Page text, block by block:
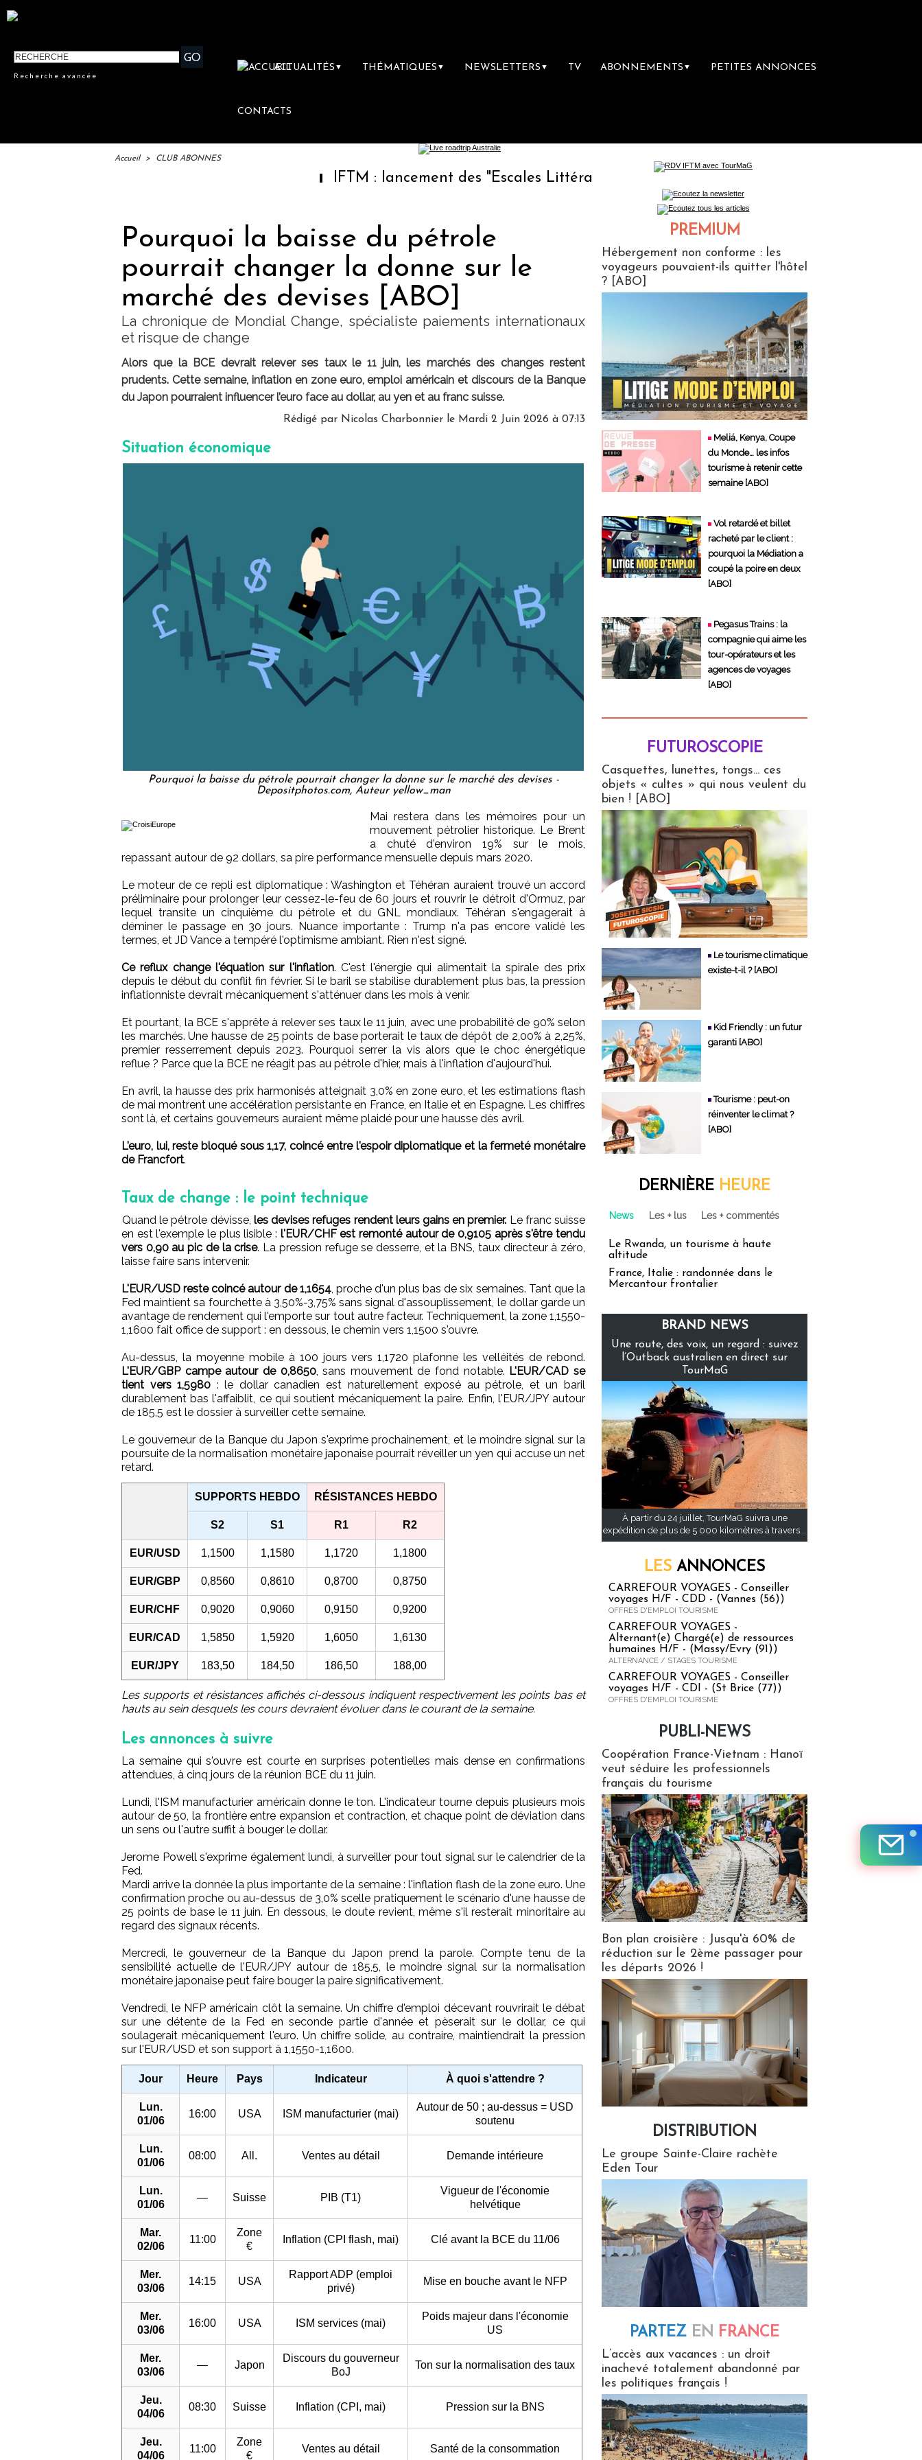
Recherche avancée
ACTUALITÉS ▼ THÉMATIQUES ▼ NEWSLETTERS ▼ TV ABONNEMENTS ▼ PETITES ANNONCES
CONTACTS
Accueil > CLUB ABONNES
IFTM : lancement des "Escales Littéraires", la première librairie du voyage
Pourquoi la baisse du pétrole
pourrait changer la donne sur le
marché des devises [ABO]
La chronique de Mondial Change, spécialiste paiements internationaux
et risque de change
Alors que la BCE devrait relever ses taux le 11 juin, les marchés des changes restent
prudents. Cette semaine, inflation en zone euro, emploi américain et discours de la Banque
du Japon pourraient influencer l’euro face au dollar, au yen et au franc suisse.
Rédigé par Nicolas Charbonnier le Mardi 2 Juin 2026 à 07:13
Situation économique
Pourquoi la baisse du pétrole pourrait changer la donne sur le marché des devises -
Depositphotos.com, Auteur yellow_man
Mai restera dans les mémoires pour un
mouvement pétrolier historique. Le Brent
a chuté d'environ 19% sur le mois,
repassant autour de 92 dollars, sa pire performance mensuelle depuis mars 2020.
Le moteur de ce repli est diplomatique : Washington et Téhéran auraient trouvé un accord
préliminaire pour prolonger leur cessez-le-feu de 60 jours et rouvrir le détroit d'Ormuz, par
lequel transite un cinquième du pétrole et du GNL mondiaux. Téhéran s'engagerait à
déminer le passage en 30 jours. Nuance importante : Trump n'a pas encore validé les
termes, et JD Vance a tempéré l'optimisme ambiant. Rien n'est signé.
Ce reflux change l'équation sur l'inflation. C'est l'énergie qui alimentait la spirale des prix
depuis le début du conflit fin février. Si le baril se stabilise durablement plus bas, la pression
inflationniste devrait mécaniquement s'atténuer dans les mois à venir.
Et pourtant, la BCE s'apprête à relever ses taux le 11 juin, avec une probabilité de 90% selon
les marchés. Une hausse de 25 points de base porterait le taux de dépôt de 2,00% à 2,25%,
premier resserrement depuis 2023. Pourquoi serrer la vis alors que le choc énergétique
reflue ? Parce que la BCE ne réagit pas au pétrole d'hier, mais à l'inflation d'aujourd'hui.
En avril, la hausse des prix harmonisés atteignait 3,0% en zone euro, et les estimations flash
de mai montrent une accélération persistante en France, en Italie et en Espagne. Les chiffres
sont là, et certains gouverneurs auraient même plaidé pour une hausse dès avril.
L'euro, lui, reste bloqué sous 1,17, coincé entre l'espoir diplomatique et la fermeté monétaire
de Francfort.
Taux de change : le point technique
Quand le pétrole dévisse, les devises refuges rendent leurs gains en premier. Le franc suisse
en est l'exemple le plus lisible : l'EUR/CHF est remonté autour de 0,9105 après s'être tendu
vers 0,90 au pic de la crise. La pression refuge se desserre, et la BNS, taux directeur à zéro,
laisse faire sans intervenir.
L'EUR/USD reste coincé autour de 1,1654, proche d'un plus bas de six semaines. Tant que la
Fed maintient sa fourchette à 3,50%-3,75% sans signal d'assouplissement, le dollar garde un
avantage de rendement qui l'emporte sur tout autre facteur. Techniquement, la zone 1,1550-
1,1600 fait office de support : en dessous, le chemin vers 1,1500 s'ouvre.
Au-dessus, la moyenne mobile à 100 jours vers 1,1720 plafonne les velléités de rebond.
L'EUR/GBP campe autour de 0,8650, sans mouvement de fond notable. L'EUR/CAD se
tient vers 1,5980 : le dollar canadien est naturellement exposé au pétrole, et un baril
durablement bas l'affaiblit, ce qui soutient mécaniquement la paire. Enfin, l'EUR/JPY autour
de 185,5 est le dossier à surveiller cette semaine.
Le gouverneur de la Banque du Japon s'exprime prochainement, et le moindre signal sur la
poursuite de la normalisation monétaire japonaise pourrait réveiller un yen qui accuse un net
retard.
SUPPORTS HEBDO RÉSISTANCES HEBDO
S2 S1 R1 R2
EUR/USD 1,1500 1,1580 1,1720 1,1800
EUR/GBP 0,8560 0,8610 0,8700 0,8750
EUR/CHF 0,9020 0,9060 0,9150 0,9200
EUR/CAD 1,5850 1,5920 1,6050 1,6130
EUR/JPY 183,50 184,50 186,50 188,00
Les supports et résistances affichés ci-dessous indiquent respectivement les points bas et
hauts au sein desquels les cours devraient évoluer dans le courant de la semaine.
Les annonces à suivre
La semaine qui s'ouvre est courte en surprises potentielles mais dense en confirmations
attendues, à cinq jours de la réunion BCE du 11 juin.
Lundi, l'ISM manufacturier américain donne le ton. L'indicateur tourne depuis plusieurs mois
autour de 50, la frontière entre expansion et contraction, et chaque point de déviation dans
un sens ou l'autre suffit à bouger le dollar.
Jerome Powell s'exprime également lundi, à surveiller pour tout signal sur le calendrier de la
Fed.
Mardi arrive la donnée la plus importante de la semaine : l'inflation flash de la zone euro. Une
confirmation proche ou au-dessus de 3,0% scelle pratiquement le scénario d'une hausse de
25 points de base le 11 juin. En dessous, le doute revient, même s'il resterait minoritaire au
regard des signaux récents.
Mercredi, le gouverneur de la Banque du Japon prend la parole. Compte tenu de la
sensibilité actuelle de l'EUR/JPY autour de 185,5, le moindre signal sur la normalisation
monétaire japonaise peut faire bouger la paire significativement.
Vendredi, le NFP américain clôt la semaine. Un chiffre d'emploi décevant rouvrirait le débat
sur une détente de la Fed en seconde partie d'année et pèserait sur le dollar, ce qui
soulagerait mécaniquement l'euro. Un chiffre solide, au contraire, maintiendrait la pression
sur l'EUR/USD et son support à 1,1550-1,1600.
Jour Heure Pays Indicateur À quoi s'attendre ?
Lun.
01/06
16:00 USA ISM manufacturier (mai)
Autour de 50 ; au-dessus = USD
soutenu
Lun.
01/06
08:00 All. Ventes au détail Demande intérieure
Lun.
01/06
— Suisse PIB (T1)
Vigueur de l'économie
helvétique
Mar.
02/06
11:00
Zone
€
Inflation (CPI flash, mai) Clé avant la BCE du 11/06
Mer.
03/06
14:15 USA
Rapport ADP (emploi
privé)
Mise en bouche avant le NFP
Mer.
03/06
16:00 USA ISM services (mai)
Poids majeur dans l'économie
US
Mer.
03/06
— Japon
Discours du gouverneur
BoJ
Ton sur la normalisation des taux
Jeu.
04/06
08:30 Suisse Inflation (CPI, mai) Pression sur la BNS
Jeu.
04/06
11:00
Zone
€
Ventes au détail Santé de la consommation
PREMIUM
Hébergement non conforme : les
voyageurs pouvaient-ils quitter l'hôtel
? [ABO]
Meliá, Kenya, Coupe
du Monde… les infos
tourisme à retenir cette
semaine [ABO]
Vol retardé et billet
racheté par le client :
pourquoi la Médiation a
coupé la poire en deux
[ABO]
Pegasus Trains : la
compagnie qui aime les
tour-opérateurs et les
agences de voyages
[ABO]
FUTUROSCOPIE
Casquettes, lunettes, tongs... ces
objets « cultes » qui nous veulent du
bien ! [ABO]
Le tourisme climatique
existe-t-il ? [ABO]
Kid Friendly : un futur
garanti [ABO]
Tourisme : peut-on
réinventer le climat ?
[ABO]
DERNIÈRE HEURE
News Les + lus Les + commentés
Le Rwanda, un tourisme à haute
altitude
France, Italie : randonnée dans le
Mercantour frontalier
BRAND NEWS
Une route, des voix, un regard : suivez
l’Outback australien en direct sur
TourMaG
À partir du 24 juillet, TourMaG suivra une
expédition de plus de 5 000 kilomètres à travers...
LES ANNONCES
CARREFOUR VOYAGES - Conseiller
voyages H/F - CDD - (Vannes (56))
OFFRES D'EMPLOI TOURISME
CARREFOUR VOYAGES -
Alternant(e) Chargé(e) de ressources
humaines H/F - (Massy/Evry (91))
ALTERNANCE / STAGES TOURISME
CARREFOUR VOYAGES - Conseiller
voyages H/F - CDI - (St Brice (77))
OFFRES D'EMPLOI TOURISME
PUBLI-NEWS
Coopération France-Vietnam : Hanoï
veut séduire les professionnels
français du tourisme
Bon plan croisière : Jusqu'à 60% de
réduction sur le 2ème passager pour
les départs 2026 !
DISTRIBUTION
Le groupe Sainte-Claire rachète
Eden Tour
PARTEZ EN FRANCE
L’accès aux vacances : un droit
inachevé totalement abandonné par
les politiques français !